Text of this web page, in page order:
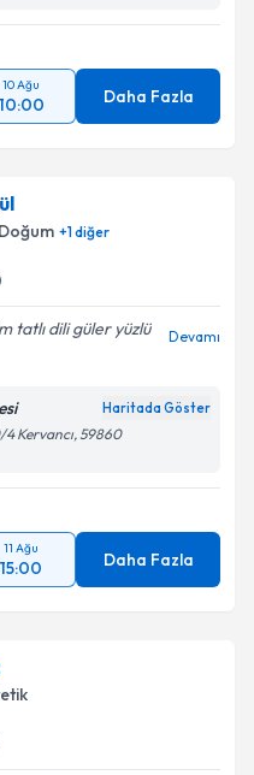
10 Ağu
10:00 Daha Fazla
+1diğer
tatlı dili güler yüzlü
Devamı
Haritada Göster
4 Kervancı, 59860
11 Ağu
15:00 Daha Fazla